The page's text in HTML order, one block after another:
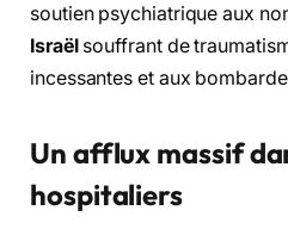
soutien psychiatrique aux
Israëlsouffrant de
incessantes et aux
Un afflux massif
hospitaliers